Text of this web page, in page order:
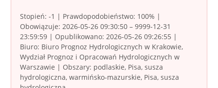
Stopień: -1 | Prawdopodobieństwo: 100% |
Obowiązuje: 2026-05-26 09:30:50 – 9999-12-31
23:59:59 | Opublikowano: 2026-05-26 09:26:55 |
Biuro: Biuro Prognoz Hydrologicznych w Krakowie,
Wydział Prognoz i Opracowań Hydrologicznych w
Warszawie | Obszary: podlaskie, Pisa, susza
hydrologiczna, warmińsko-mazurskie, Pisa, susza